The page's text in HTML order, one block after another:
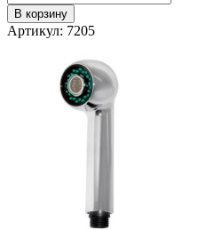
В корзину
Артикул: 7205